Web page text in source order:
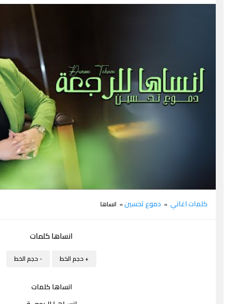
كلمات اغاني » دموع تحسين» انساها
انساها كلمات
+ حجم الخط - حجم الخط
انساها كلمات